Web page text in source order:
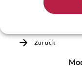
Zurück